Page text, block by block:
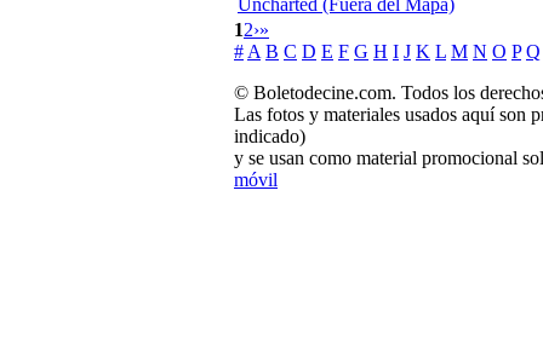
Uncharted (Fuera del Mapa)
12›»
# A B C D E F G H I J K L M N O P Q
© Boletodecine.com. Todos los
Las fotos y materiales usados aquí son
indicado)
y se usan como material promocional
móvil